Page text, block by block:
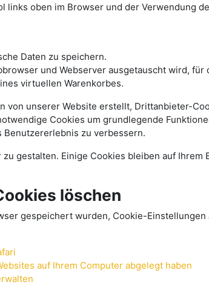
oben im Browser und der Verwendung
Daten zu speichern.
und Webserver ausgetauscht wird,
virtuellen Warenkorbes.
unserer Website erstellt, Drittanbieter-
Cookies um grundlegende
zu verbessern.
gestalten. Einige Cookies bleiben auf
löschen
gespeichert wurden, Cookie-
auf Ihrem Computer abgelegt haben